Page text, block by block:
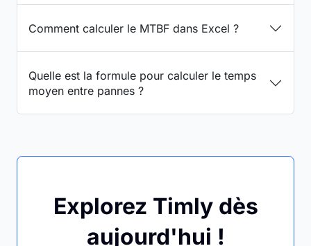
Comment calculer le MTBF dans Excel ?
Quelle est la formule pour calculer le temps
moyen entre pannes ?
Explorez Timly dès
aujourd'hui !